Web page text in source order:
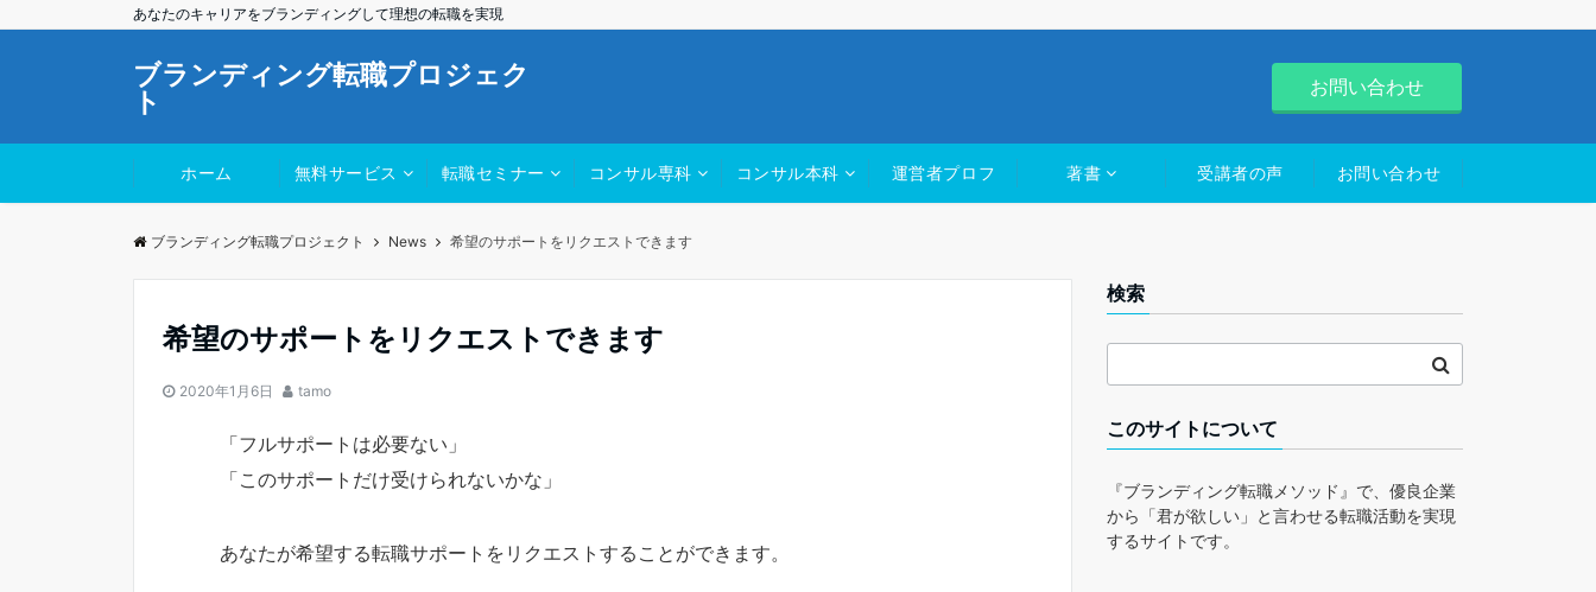
あなたのキャリアをブランディングして理想の転職を実現
ブランディング転職プロジェク
ト
お問い合わせ
ホーム 無料サービス 転職セミナー コンサル専科 コンサル本科 運営者プロフ 著書 受講者の声 お問い合わせ
ブランディング転職プロジェクト News 希望のサポートをリクエストできます
希望のサポートをリクエストできます
2020年1月6日 tamo
「フルサポートは必要ない」
「このサポートだけ受けられないかな」
あなたが希望する転職サポートをリクエストすることができます。
検索
このサイトについて
『ブランディング転職メソッド』で、優良企業
から「君が欲しい」と言わせる転職活動を実現
するサイトです。